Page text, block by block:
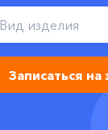
Вид изделия
Записаться на